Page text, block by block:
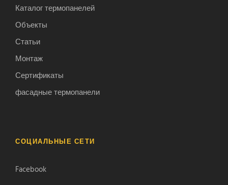
Каталог термопанелей
Объекты
Статьи
Монтаж
Сертификаты
фасадные термопанели
СОЦИАЛЬНЫЕ СЕТИ
Facebook